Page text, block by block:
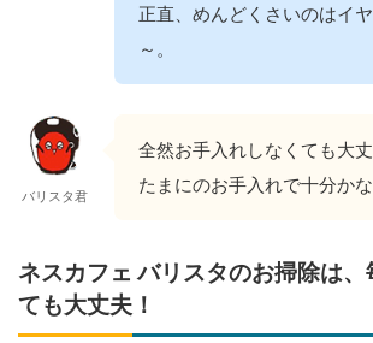
正直、めんどくさいのはイ
～。
バリスタ君
全然お手入れしなくても大
たまにのお手入れで十分かな
ネスカフェ バリスタのお掃除は、
ても大丈夫！